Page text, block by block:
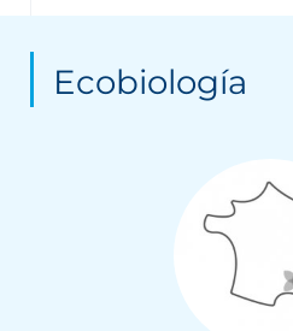
Ecobiología